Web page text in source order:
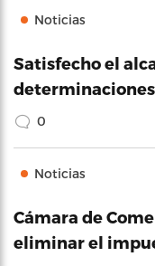
Noticias
Satisfecho el
0
Noticias
Cámara de
eliminar el